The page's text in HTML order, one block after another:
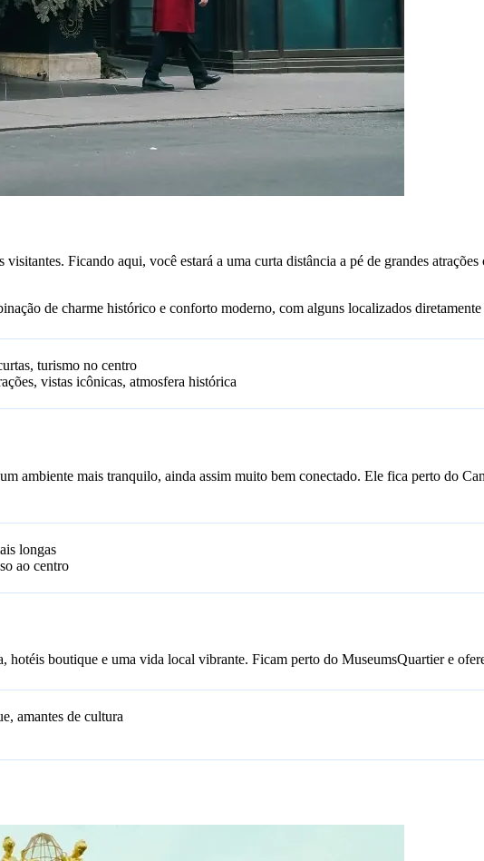
Ficando aqui, você estará a uma curta distância a pé de grandes
de charme histórico e conforto moderno, com alguns localizados
turismo no centro
vistas icônicas, atmosfera histórica
ambiente mais tranquilo, ainda assim muito bem conectado. Ele fica perto do
longas
ao centro
hotéis boutique e uma vida local vibrante. Ficam perto do MuseumsQuartier e
amantes de cultura